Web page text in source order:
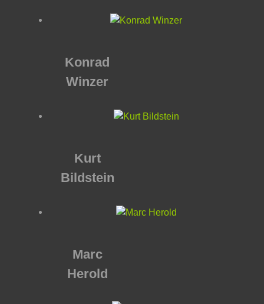
Konrad
Winzer
Kurt
Bildstein
Marc
Herold